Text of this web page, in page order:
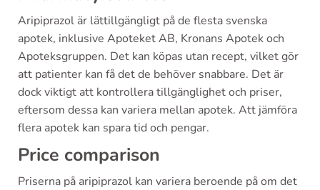
Aripiprazol är lättillgängligt på de flesta svenska
apotek, inklusive Apoteket AB, Kronans Apotek och
Apoteksgruppen. Det kan köpas utan recept, vilket gör
att patienter kan få det de behöver snabbare. Det är
dock viktigt att kontrollera tillgänglighet och priser,
eftersom dessa kan variera mellan apotek. Att jämföra
flera apotek kan spara tid och pengar.
Price comparison
Priserna på aripiprazol kan variera beroende på om det